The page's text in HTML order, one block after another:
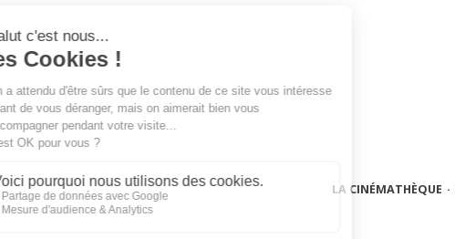
LA CINÉMATHÈQUE ·